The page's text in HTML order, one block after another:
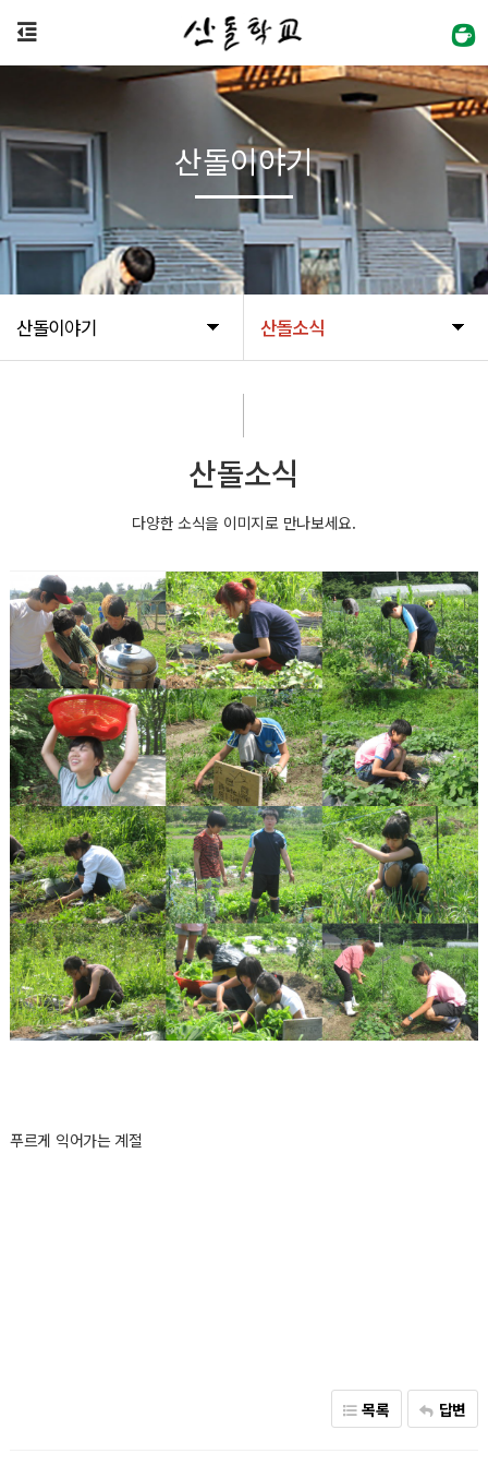
산돌이야기 산돌소식
산돌이야기
산돌소식
다양한 소식을 이미지로 만나보세요.
푸르게 익어가는 계절
목록 답변